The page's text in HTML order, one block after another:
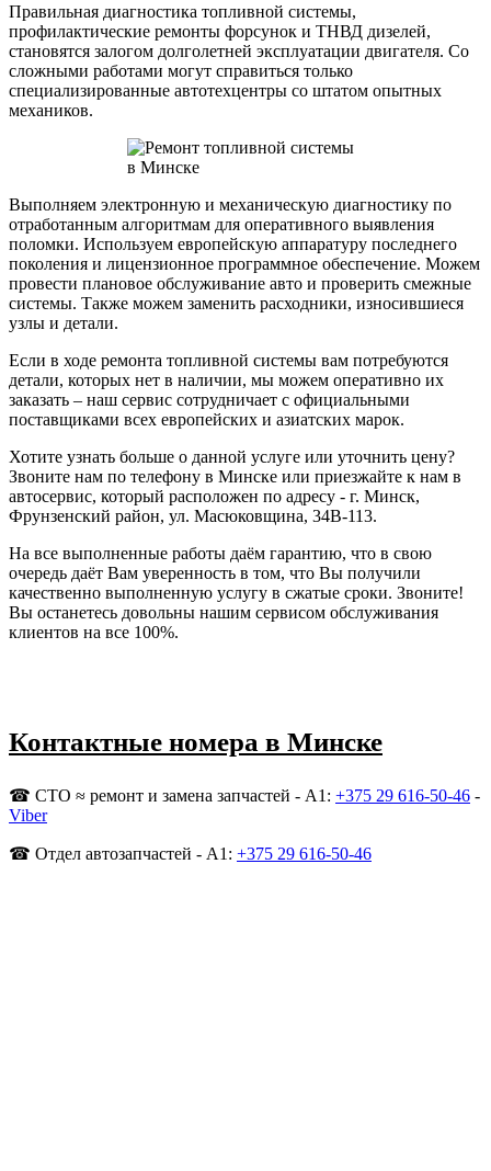
Правильная диагностика топливной системы,
профилактические ремонты форсунок и ТНВД дизелей,
становятся залогом долголетней эксплуатации двигателя. Со
сложными работами могут справиться только
специализированные автотехцентры со штатом опытных
механиков.
Выполняем электронную и механическую диагностику по
отработанным алгоритмам для оперативного выявления
поломки. Используем европейскую аппаратуру последнего
поколения и лицензионное программное обеспечение. Можем
провести плановое обслуживание авто и проверить смежные
системы. Также можем заменить расходники, износившиеся
узлы и детали.
Если в ходе ремонта топливной системы вам потребуются
детали, которых нет в наличии, мы можем оперативно их
заказать – наш сервис сотрудничает с официальными
поставщиками всех европейских и азиатских марок.
Хотите узнать больше о данной услуге или уточнить цену?
Звоните нам по телефону в Минске или приезжайте к нам в
автосервис, который расположен по адресу - г. Минск,
Фрунзенский район, ул. Масюковщина, 34В-113.
На все выполненные работы даём гарантию, что в свою
очередь даёт Вам уверенность в том, что Вы получили
качественно выполненную услугу в сжатые сроки. Звоните!
Вы останетесь довольны нашим сервисом обслуживания
клиентов на все 100%.
Контактные номера в Минске
☎ СТО ≈ ремонт и замена запчастей - A1: +375 29 616-50-46 -
Viber
☎ Отдел автозапчастей - A1: +375 29 616-50-46